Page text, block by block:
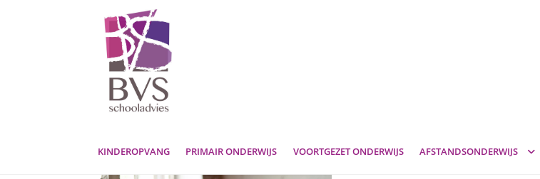
Ga
door
naar
navigatie
Ga
naar
de
inhoud
KINDEROPVANG PRIMAIR ONDERWIJS VOORTGEZET ONDERWIJS AFSTANDSONDERWIJS